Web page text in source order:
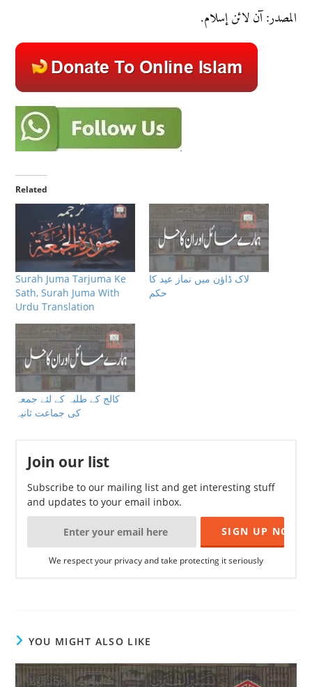
المصدر: آن لائن إسلام.
Related
Surah Juma Tarjuma Ke
Sath, Surah Juma With
Urdu Translation
لاک ڈاؤن میں نماز عید کا
حکم
کالج کے طلبہ کے لئے جمعہ
کی جماعت ثانیہ
Join our list
Subscribe to our mailing list and get interesting stuff
and updates to your email inbox.
We respect your privacy and take protecting it seriously
YOU MIGHT ALSO LIKE